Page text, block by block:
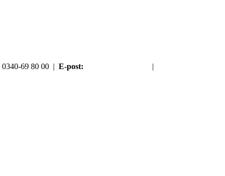
0340-69 80 00 | E-post: |